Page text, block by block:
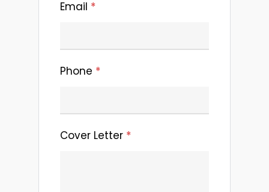
Email *
Phone *
Cover Letter *